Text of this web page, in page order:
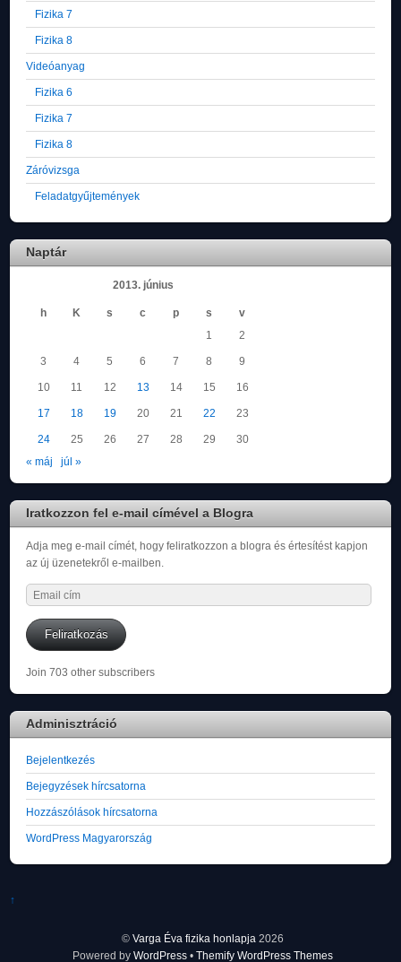
Fizika 7
Fizika 8
Videóanyag
Fizika 6
Fizika 7
Fizika 8
Záróvizsga
Feladatgyűjtemények
Naptár
2013. június
h K s c p s
v
1
2
3 4 5 6 7 8 9
10 11 12 13 14 15 16
17 18 19 20 21 22 23
24 25 26 27 28 29
30
« máj
júl »
Iratkozzon fel e-mail címével a Blogra
Adja meg e-mail címét, hogy feliratkozzon a blogra és értesítést kapjon
az új üzenetekről e-mailben.
Email
cím
Feliratkozás
Join 703 other subscribers
Adminisztráció
Bejelentkezés
Bejegyzések hírcsatorna
Hozzászólások hírcsatorna
WordPress Magyarország
↑
© Varga Éva fizika honlapja 2026
Powered by WordPress • Themify WordPress Themes